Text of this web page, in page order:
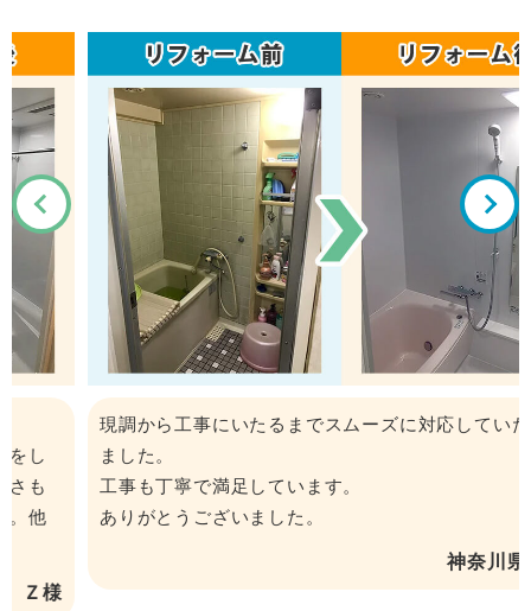
現調から工事にいたるまでスムーズに対応していただき
ました。
工事も丁寧で満足しています。
ありがとうございました。
神奈川県 O様